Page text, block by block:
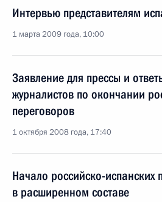
Интервью представителям
1 марта 2009 года, 10:00
Заявление для прессы и
журналистов по окончании
переговоров
1 октября 2008 года, 17:40
Начало российско-испанских
в расширенном составе